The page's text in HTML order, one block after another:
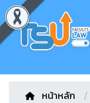
หน้าหลัก /